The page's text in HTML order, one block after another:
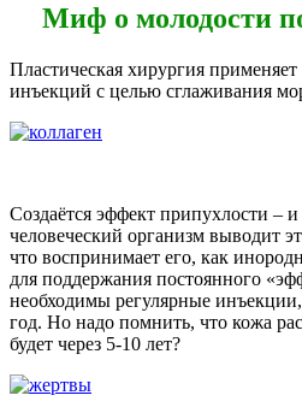
Миф о молодости
Пластическая хирургия
инъекций с целью сглаживания
Создаётся эффект припухлости –
человеческий организм выводит
что воспринимает его, как
для поддержания постоянного
необходимы регулярные
год. Но надо помнить, что кожа
будет через 5-10 лет?